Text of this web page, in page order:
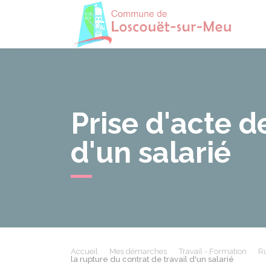
Prise d'acte
d'un salarié
Accueil Mes démarches Travail - Formation
la rupture du contrat de travail d'un salarié